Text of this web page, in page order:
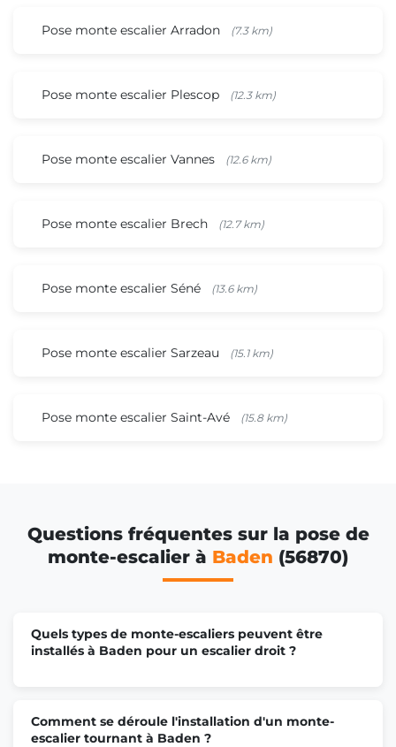
Pose monte escalier Arradon (7.3 km)
Pose monte escalier Plescop (12.3 km)
Pose monte escalier Vannes (12.6 km)
Pose monte escalier Brech (12.7 km)
Pose monte escalier Séné (13.6 km)
Pose monte escalier Sarzeau (15.1 km)
Pose monte escalier Saint-Avé (15.8 km)
Questions fréquentes sur la pose de
monte-escalier à Baden (56870)
Quels types de monte-escaliers peuvent être
installés à Baden pour un escalier droit ?
Comment se déroule l'installation d'un monte-
escalier tournant à Baden ?